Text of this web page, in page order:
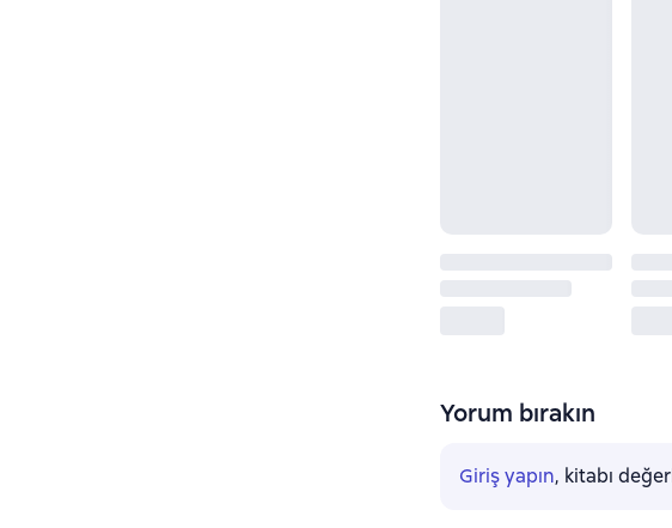
Yorum bırakın
Giriş yapın, kitabı